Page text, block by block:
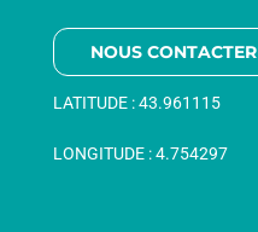
NOUS CONTACTER
LATITUDE :43.961115
LONGITUDE :4.754297